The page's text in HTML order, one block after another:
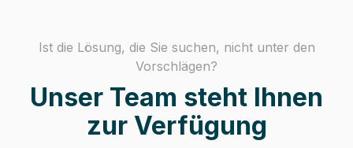
Ist die Lösung, die Sie suchen, nicht unter den
Vorschlägen?
Unser Team steht Ihnen
zur Verfügung